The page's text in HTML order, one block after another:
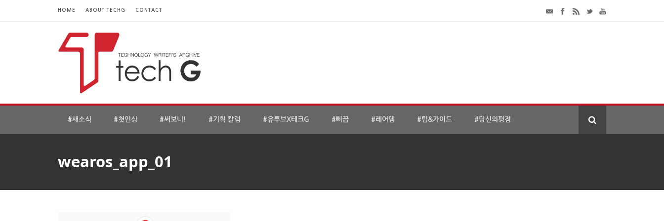
HOME ABOUT TECHG CONTACT
#새소식 #첫인상 #써보니! #기획 칼럼 #유투브X테크G #삐끕 #레어템 #팁&가이드 #당신의평점
wearos_app_01